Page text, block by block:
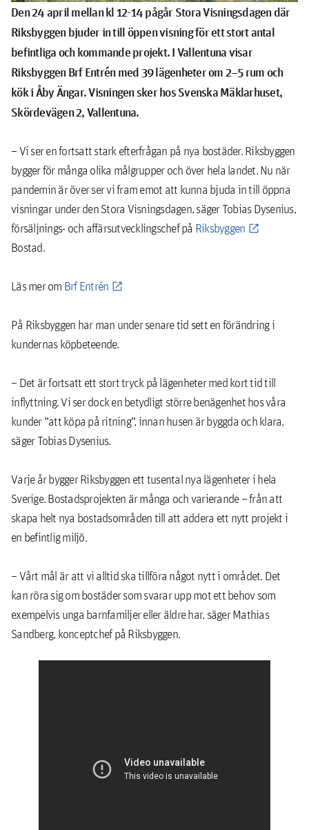
Den 24 april mellan kl 12-14 pågår Stora Visningsdagen där
Riksbyggen bjuder in till öppen visning för ett stort antal
befintliga och kommande projekt. I Vallentuna visar
Riksbyggen Brf Entrén med 39 lägenheter om 2–5 rum och
kök i Åby Ängar. Visningen sker hos Svenska Mäklarhuset,
Skördevägen 2, Vallentuna.
– Vi ser en fortsatt stark efterfrågan på nya bostäder. Riksbyggen
bygger för många olika målgrupper och över hela landet. Nu när
pandemin är över ser vi fram emot att kunna bjuda in till öppna
visningar under den Stora Visningsdagen, säger Tobias Dysenius,
försäljnings- och affärsutvecklingschef på Riksbyggen
Bostad.
Läs mer om Brf Entrén
På Riksbyggen har man under senare tid sett en förändring i
kundernas köpbeteende.
– Det är fortsatt ett stort tryck på lägenheter med kort tid till
inflyttning. Vi ser dock en betydligt större benägenhet hos våra
kunder ”att köpa på ritning”, innan husen är byggda och klara,
säger Tobias Dysenius.
Varje år bygger Riksbyggen ett tusental nya lägenheter i hela
Sverige. Bostadsprojekten är många och varierande – från att
skapa helt nya bostadsområden till att addera ett nytt projekt i
en befintlig miljö.
– Vårt mål är att vi alltid ska tillföra något nytt i området. Det
kan röra sig om bostäder som svarar upp mot ett behov som
exempelvis unga barnfamiljer eller äldre har, säger Mathias
Sandberg, konceptchef på Riksbyggen.